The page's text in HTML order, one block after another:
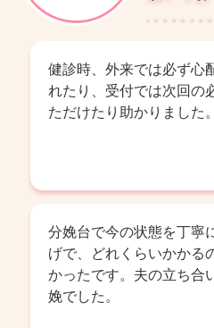
健診時、外来では必ず心
れたり、受付では次回の
ただけたり助かりました。
分娩台で今の状態を丁寧
げで、どれくらいかかる
かったです。夫の立ち合
娩でした。